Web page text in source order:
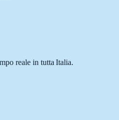
reale in tutta Italia.